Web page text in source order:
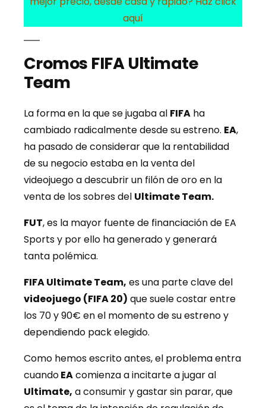
aquí
Cromos FIFA Ultimate
Team
La forma en la que se jugaba al FIFA ha
cambiado radicalmente desde su estreno. EA,
ha pasado de considerar que la rentabilidad
de su negocio estaba en la venta del
videojuego a descubrir un filón de oro en la
venta de los sobres del Ultimate Team.
FUT, es la mayor fuente de financiación de EA
Sports y por ello ha generado y generará
tanta polémica.
FIFA Ultimate Team, es una parte clave del
videojuego (FIFA 20) que suele costar entre
los 70 y 90€ en el momento de su estreno y
dependiendo pack elegido.
Como hemos escrito antes, el problema entra
cuandoEAcomienza a incitarte a jugar al
Ultimate, a consumir y gastar sin parar, que